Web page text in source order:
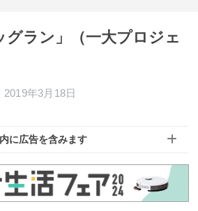
グラン」（一大プロジェ
2019年3月18日
に広告を含みます